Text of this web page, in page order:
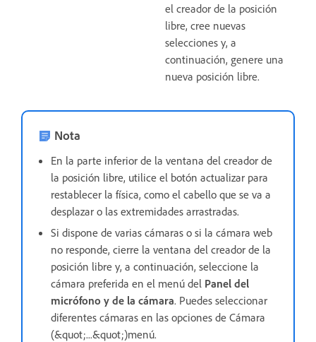
el creador de la posición
libre, cree nuevas
selecciones y, a
continuación, genere una
nueva posición libre.
Nota
En la parte inferior de la ventana del creador de
la posición libre, utilice el botón actualizar para
restablecer la física, como el cabello que se va a
desplazar o las extremidades arrastradas.
Si dispone de varias cámaras o si la cámara web
no responde, cierre la ventana del creador de la
posición libre y, a continuación, seleccione la
cámara preferida en el menú del Panel del
micrófono y de la cámara. Puedes seleccionar
diferentes cámaras en las opciones de Cámara
(&quot;...&quot;)menú.